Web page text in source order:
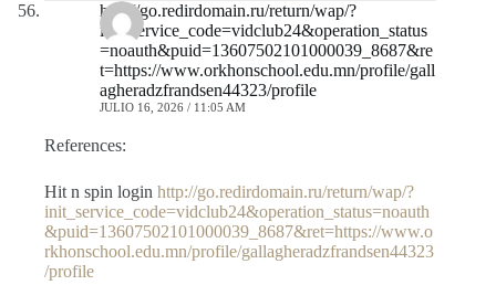
http://go.redirdomain.ru/return/wap/?
init_service_code=vidclub24&operation_status
=noauth&puid=13607502101000039_8687&re
t=https://www.orkhonschool.edu.mn/profile/gall
agheradzfrandsen44323/profile
JULIO 16, 2026 / 11:05 AM
References:
Hit n spin login http://go.redirdomain.ru/return/wap/?
init_service_code=vidclub24&operation_status=noauth
&puid=13607502101000039_8687&ret=https://www.o
rkhonschool.edu.mn/profile/gallagheradzfrandsen44323
/profile